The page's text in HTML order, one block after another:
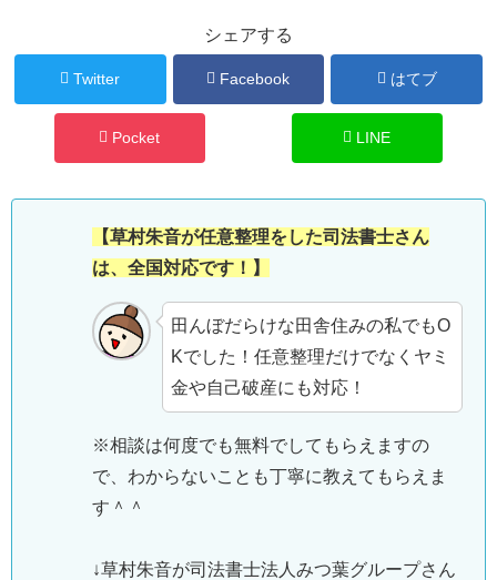
シェアする
Twitter Facebook はてブ
Pocket LINE
【草村朱音が任意整理をした司法書士さん
は、全国対応です！】
田んぼだらけな田舎住みの私でもO
Kでした！任意整理だけでなくヤミ
金や自己破産にも対応！
※相談は何度でも無料でしてもらえますの
で、わからないことも丁寧に教えてもらえま
す＾＾
↓草村朱音が司法書士法人みつ葉グループさん